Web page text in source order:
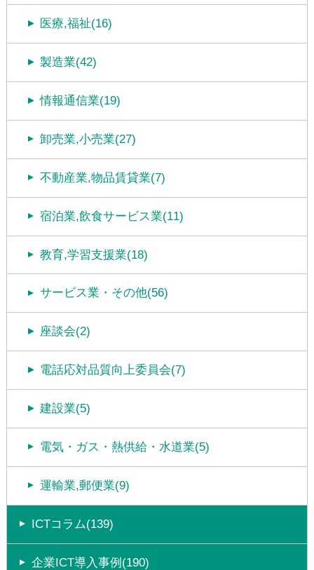
医療,福祉(16)
製造業(42)
情報通信業(19)
卸売業,小売業(27)
不動産業,物品賃貸業(7)
宿泊業,飲食サービス業(11)
教育,学習支援業(18)
サービス業・その他(56)
座談会(2)
電話応対品質向上委員会(7)
建設業(5)
電気・ガス・熱供給・水道業(5)
運輸業,郵便業(9)
ICTコラム(139)
企業ICT導入事例(190)